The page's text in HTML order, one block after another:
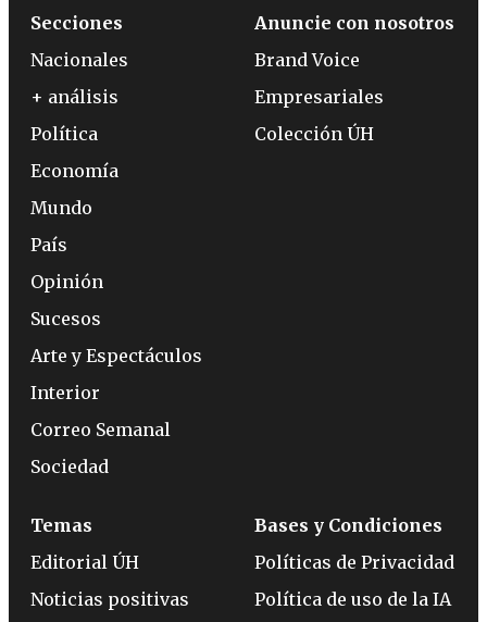
Secciones
Nacionales
+ análisis
Política
Economía
Mundo
País
Opinión
Sucesos
Arte y Espectáculos
Interior
Correo Semanal
Sociedad
Anuncie con nosotros
Brand Voice
Empresariales
Colección ÚH
Temas
Editorial ÚH
Noticias positivas
Bases y Condiciones
Políticas de Privacidad
Política de uso de la IA